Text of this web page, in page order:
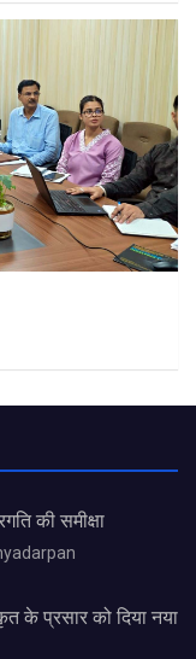
की समीक्षा
के प्रसार को दिया नया